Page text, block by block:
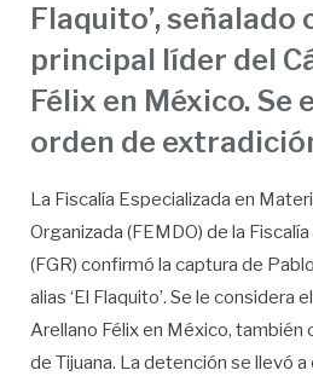
Flaquito’, señalado
principal líder del
Félix en México. Se
orden de
La Fiscalía Especializada en
Organizada (FEMDO) de la
(FGR) confirmó la captura de
alias ‘El Flaquito’. Se le considera
Arellano Félix en México, también
de Tijuana. La detención se llevó